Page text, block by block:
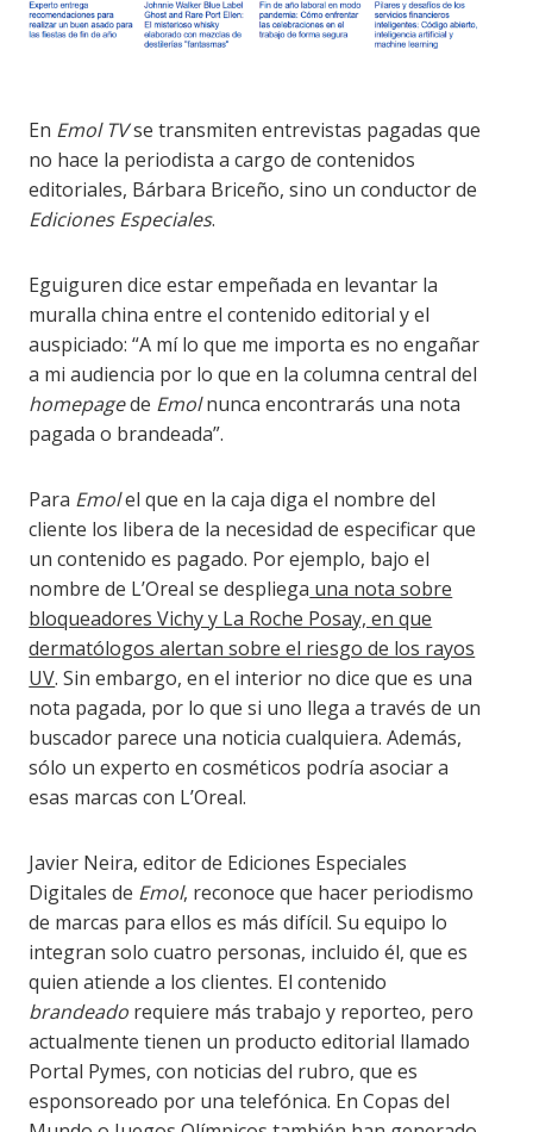
En Emol TVse transmiten entrevistas pagadas que
no hace la periodista a cargo de contenidos
editoriales, Bárbara Briceño, sino un conductor de
Ediciones Especiales.
Eguiguren dice estar empeñada en levantar la
muralla china entre el contenido editorial y el
auspiciado: “A mí lo que me importa es no engañar
a mi audiencia por lo que en la columna central del
homepagede Emolnunca encontrarás una nota
pagada o brandeada”.
Para Emolel que en la caja diga el nombre del
cliente los libera de la necesidad de especificar que
un contenido es pagado. Por ejemplo, bajo el
nombre de L’Oreal se despliega una nota sobre
bloqueadores Vichy y La Roche Posay, en que
dermatólogos alertan sobre el riesgo de los rayos
UV. Sin embargo, en el interior no dice que es una
nota pagada, por lo que si uno llega a través de un
buscador parece una noticia cualquiera. Además,
sólo un experto en cosméticos podría asociar a
esas marcas con L’Oreal.
Javier Neira, editor de Ediciones Especiales
Digitales de Emol, reconoce que hacer periodismo
de marcas para ellos es más difícil. Su equipo lo
integran solo cuatro personas, incluido él, que es
quien atiende a los clientes. El contenido
brandeado requiere más trabajo y reporteo, pero
actualmente tienen un producto editorial llamado
Portal Pymes, con noticias del rubro, que es
esponsoreado por una telefónica. En Copas del